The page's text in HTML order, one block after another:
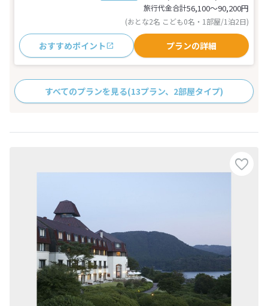
旅行代金合計56,100〜90,200円
(おとな2名 こども0名・1部屋/1泊2日)
おすすめポイント プランの詳細
すべてのプランを見る(13プラン、2部屋タイプ)